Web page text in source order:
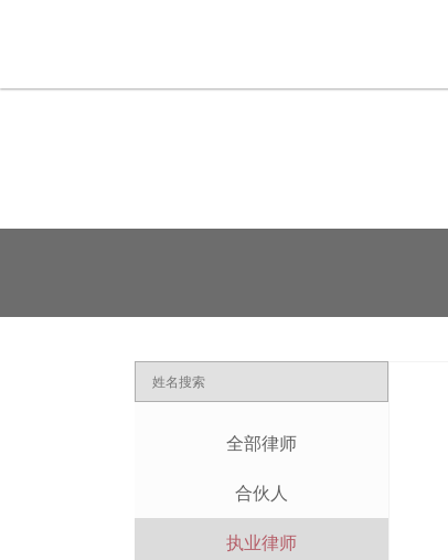
全部律师
合伙人
执业律师